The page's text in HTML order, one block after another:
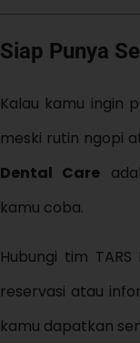
Siap Punya
Kalau kamu ingin
meski rutin ngopi
Dental Care
kamu coba.
Hubungi tim
reservasi atau
kamu dapatkan